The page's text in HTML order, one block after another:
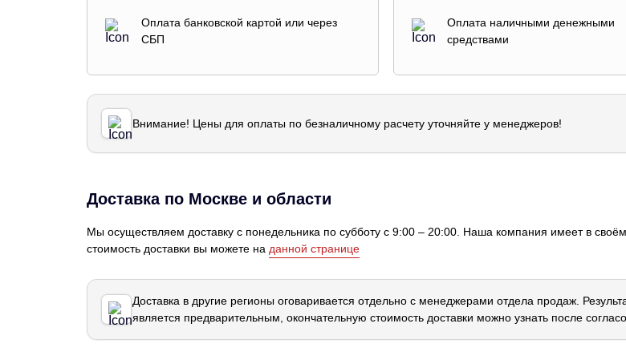
Оплата банковской картой или через
СБП
Оплата наличными денежными
средствами
Внимание! Цены для оплаты по безналичному расчету уточняйте у менеджеров!
Доставка по Москве и области
Мы осуществляем доставку с понедельника по субботу с 9:00 – 20:00. Наша компания имеет в
стоимость доставки вы можете на данной странице
Доставка в другие регионы оговаривается отдельно с менеджерами отдела продаж.
является предварительным, окончательную стоимость доставки можно узнать после